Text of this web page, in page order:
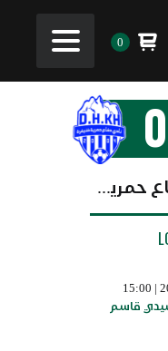
0
0
دفاع حمرية خنيفرة
قاسم